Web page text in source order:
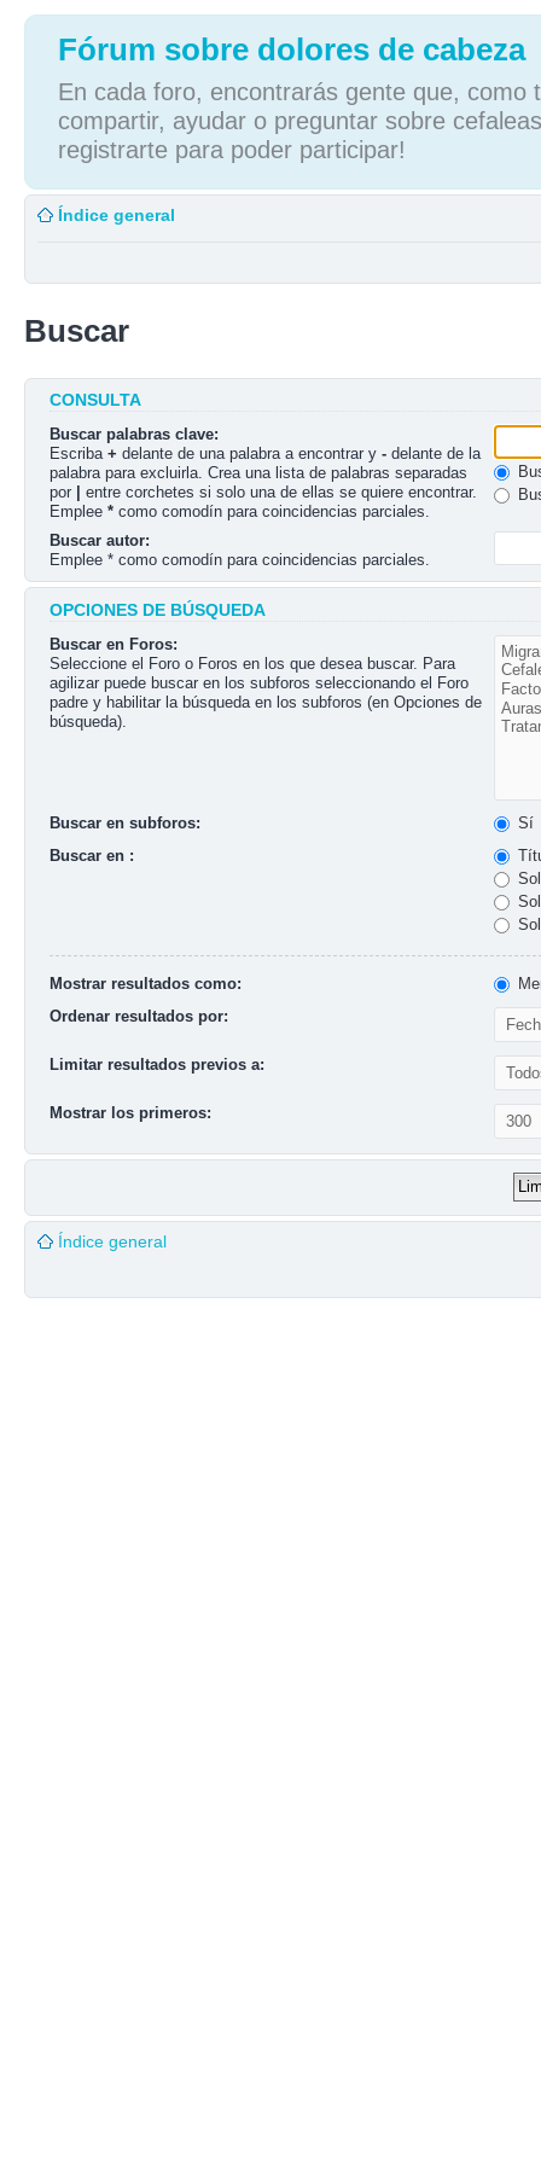
Fórum sobre dolores de cabeza
En cada foro, encontrarás gente que, como
compartir, ayudar o preguntar sobre
registrarte para poder participar!
Índice general
Buscar
CONSULTA
Buscar palabras clave:
Escriba + delante de una palabra a encontrar y - delante de la
palabra para excluirla. Crea una lista de palabras separadas
por
entre corchetes si solo una de ellas se quiere encontrar.
Emplee * como comodín para coincidencias parciales.
Buscar autor:
Emplee * como comodín para coincidencias parciales.
OPCIONES DE BÚSQUEDA
Buscar en Foros:
Seleccione el Foro o Foros en los que desea buscar. Para
agilizar puede buscar en los subforos seleccionando el Foro
padre y habilitar la búsqueda en los subforos (en Opciones de
búsqueda).
Buscar en subforos:
Sí
Buscar en :
Mostrar resultados como:
Ordenar resultados por:
Limitar resultados previos a:
Mostrar los primeros:
Índice general